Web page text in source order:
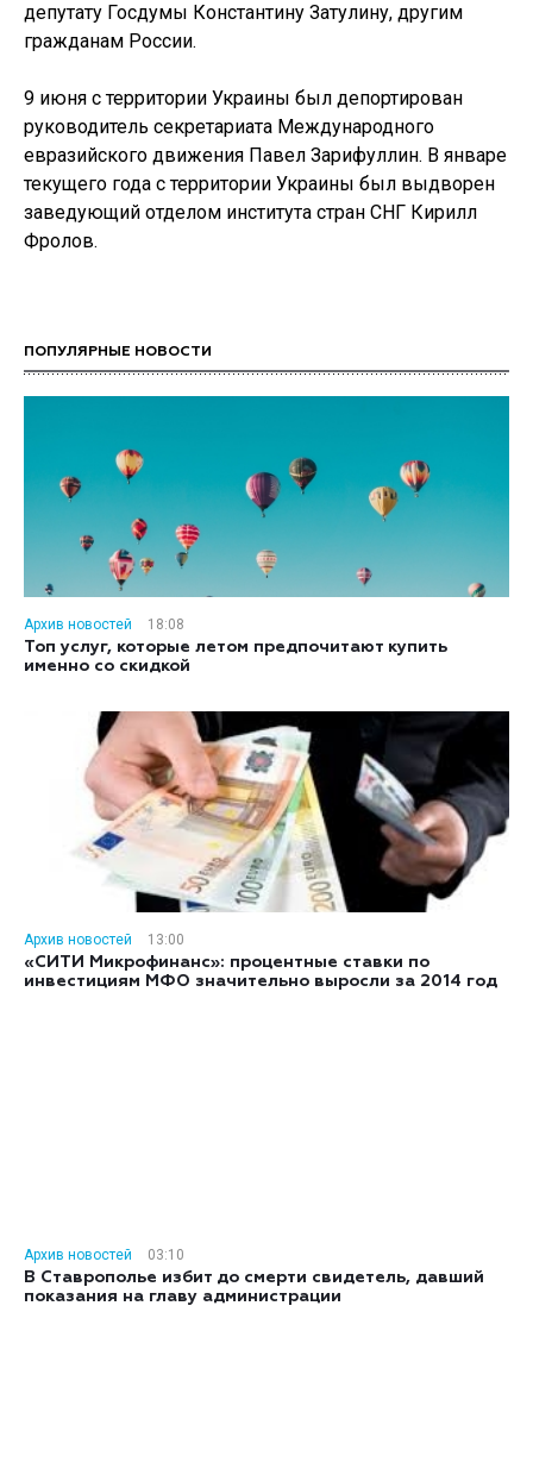
депутату Госдумы Константину Затулину, другим
гражданам России.
9 июня с территории Украины был депортирован
руководитель секретариата Международного
евразийского движения Павел Зарифуллин. В январе
текущего года с территории Украины был выдворен
заведующий отделом института стран СНГ Кирилл
Фролов.
ПОПУЛЯРНЫЕ НОВОСТИ
Архив новостей
18:08
Топ услуг, которые летом предпочитают купить
именно со скидкой
Архив новостей
13:00
«СИТИ Микрофинанс»: процентные ставки по
инвестициям МФО значительно выросли за 2014 год
Архив новостей
03:10
В Ставрополье избит до смерти свидетель, давший
показания на главу администрации